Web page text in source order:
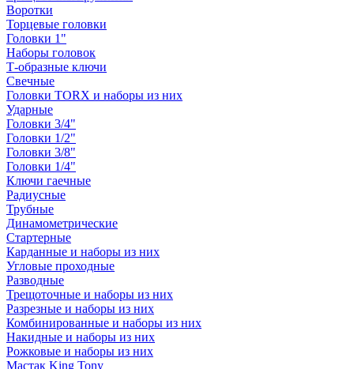
Воротки
Торцевые головки
Головки 1"
Наборы головок
Т-образные ключи
Свечные
Головки TORX и наборы из них
Ударные
Головки 3/4"
Головки 1/2"
Головки 3/8"
Головки 1/4"
Ключи гаечные
Радиусные
Трубные
Динамометрические
Стартерные
Карданные и наборы из них
Угловые проходные
Разводные
Трещоточные и наборы из них
Разрезные и наборы из них
Комбинированные и наборы из них
Накидные и наборы из них
Рожковые и наборы из них
Мастак King Tony